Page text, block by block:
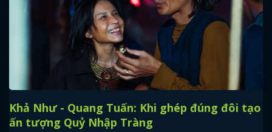
Khả Như - Quang Tuấn: Khi ghép đúng đôi tạo
ấn tượng Quỷ Nhập Tràng